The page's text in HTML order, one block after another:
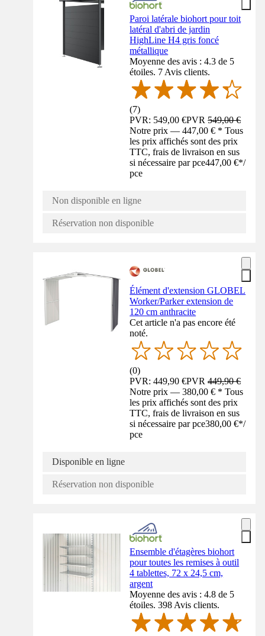
Paroi latérale biohort pour toit
latéral d'abri de jardin
HighLine H4 gris foncé
métallique
Moyenne des avis : 4.3 de 5
étoiles. 7 Avis clients.
(7)
PVR: 549,00 €PVR549,00 €
Notre prix — 447,00 € * Tous
les prix affichés sont des prix
TTC, frais de livraison en sus
si nécessaire par pce447,00 €*/
pce
Non disponible en ligne
Réservation non disponible
Élément d'extension GLOBEL
Worker/Parker extension de
120 cm anthracite
Cet article n'a pas encore été
noté.
(0)
PVR: 449,90 €PVR449,90 €
Notre prix — 380,00 € * Tous
les prix affichés sont des prix
TTC, frais de livraison en sus
si nécessaire par pce380,00 €*/
pce
Disponible en ligne
Réservation non disponible
Ensemble d'étagères biohort
pour toutes les remises à outil
4 tablettes, 72 x 24,5 cm,
argent
Moyenne des avis : 4.8 de 5
étoiles. 398 Avis clients.